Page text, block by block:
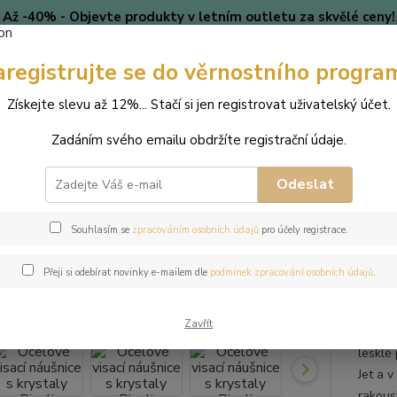
Až -40% - Objevte produkty v letním outletu za skvělé ceny!
🎄 VÁNOCE Blog
Hledat
(Po-
visací náušnice s krystaly
lesklé
Jet a
se do věrnostního
Získejte slevu až 12%... Stačí si jen registrovat uživatelský účet.
Zadáním svého emailu obdržíte registrační údaje.
Odeslat
Souhlasím se zpracováním osobních údajůpro účely registrace.
Přeji si odebírat novinky e-mailem dle podmínek zpracování osobních údajů.
Zavřít